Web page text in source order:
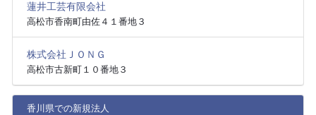
蓮井工芸有限会社
高松市香南町由佐４１番地３
株式会社ＪＯＮＧ
高松市古新町１０番地３
香川県での新規法人